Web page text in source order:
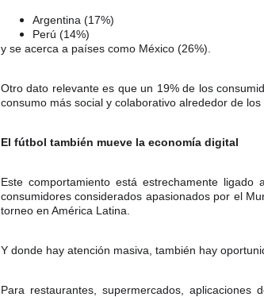
Argentina (17%)
Perú (14%)
y se acerca a países como México (26%).
Otro dato relevante es que un 19% de los
consumo más social y colaborativo alrededor de los
El fútbol también mueve la economía digital
Este comportamiento está estrechamente
consumidores considerados apasionados por el
torneo en América Latina.
Y donde hay atención masiva, también hay
Para restaurantes, supermercados,